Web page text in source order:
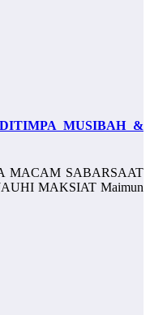
MUSIBAH &
MACAM SABARSAAT
MAKSIAT Maimun